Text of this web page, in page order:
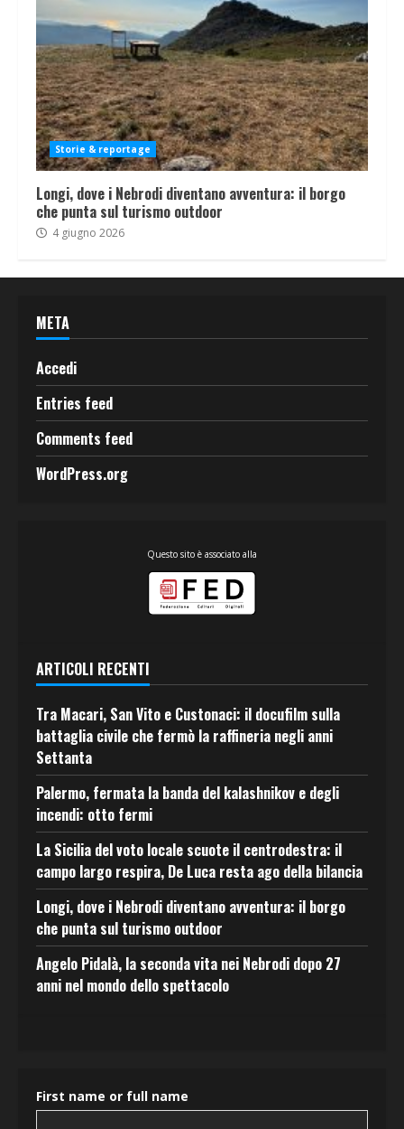
Storie & reportage
Longi, dove i Nebrodi diventano avventura: il borgo
che punta sul turismo outdoor
4 giugno 2026
META
Accedi
Entries feed
Comments feed
WordPress.org
Questo sito è associato alla
ARTICOLI RECENTI
Tra Macari, San Vito e Custonaci: il docufilm sulla
battaglia civile che fermò la raffineria negli anni
Settanta
Palermo, fermata la banda del kalashnikov e degli
incendi: otto fermi
La Sicilia del voto locale scuote il centrodestra: il
campo largo respira, De Luca resta ago della bilancia
Longi, dove i Nebrodi diventano avventura: il borgo
che punta sul turismo outdoor
Angelo Pidalà, la seconda vita nei Nebrodi dopo 27
anni nel mondo dello spettacolo
First name or full name